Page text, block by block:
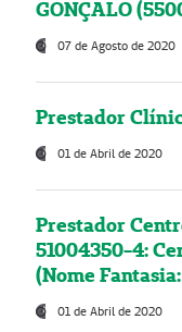
GONÇALO
07 de Agosto de 2020
Prestador
01 de Abril de 2020
Prestador
51004350-4:
(Nome
01 de Abril de 2020